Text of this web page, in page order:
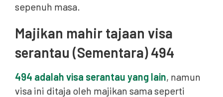
sepenuh masa.
Majikan mahir tajaan visa
serantau (Sementara) 494
494 adalah visa serantau yang lain, namun
visa ini ditaja oleh majikan sama seperti